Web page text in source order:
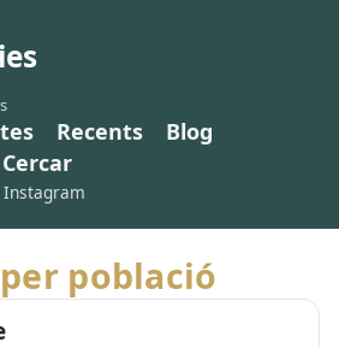
Recents
Blog
Cercar
Instagram
població